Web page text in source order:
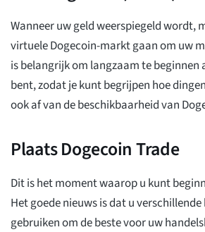
Wanneer uw geld weerspiegeld wordt,
virtuele Dogecoin-markt gaan om uw
is belangrijk om langzaam te beginnen
bent, zodat je kunt begrijpen hoe
ook af van de beschikbaarheid van
Plaats Dogecoin Trade
Dit is het moment waarop u kunt
Het goede nieuws is dat u
gebruiken om de beste voor uw